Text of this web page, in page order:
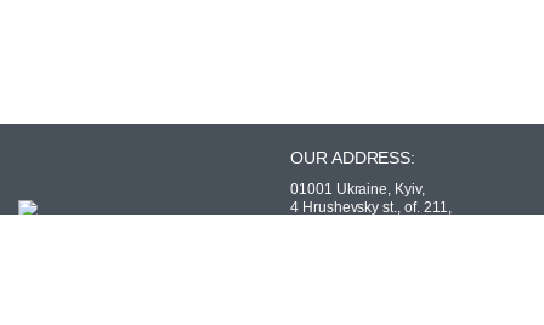
OUR ADDRESS:
01001 Ukraine, Kyiv,
4 Hrushevsky st., of. 211,